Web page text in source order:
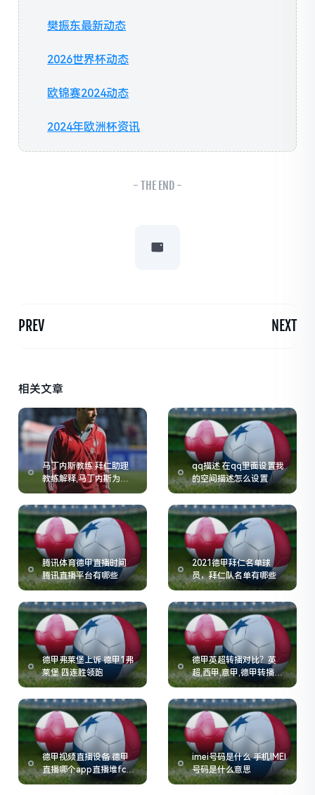
樊振东最新动态
2026世界杯动态
欧锦赛2024动态
2024年欧洲杯资讯
- THE END -
PREV NEXT
相关文章
马丁内斯教练 拜仁助理
教练解释,马丁内斯为何
流泪
qq描述 在qq里面设置我
的空间描述怎么设置
腾讯体育德甲直播时间
腾讯直播平台有哪些
2021德甲拜仁名单球
员，拜仁队名单有哪些
德甲弗莱堡上诉 德甲1弗
莱堡 四连胜领跑
德甲英超转播对比？英
超,西甲,意甲,德甲转播费
用的情况如何
德甲视频直播设备 德甲
直播哪个app直播堆fc3
典tv
imei号码是什么 手机IMEI
号码是什么意思